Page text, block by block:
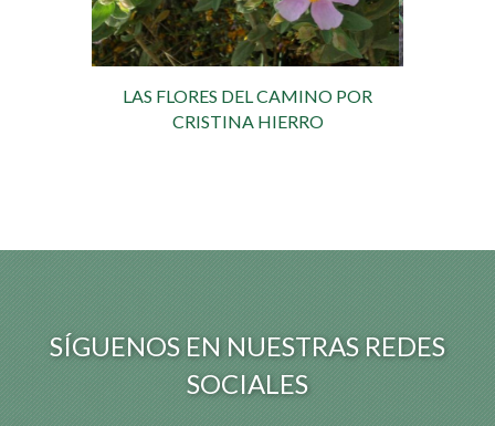
LAS FLORES DEL CAMINO POR
CRISTINA HIERRO
SÍGUENOS EN NUESTRAS REDES
SOCIALES